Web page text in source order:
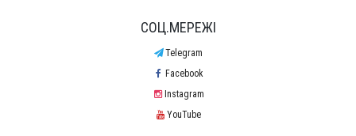
СОЦ.МЕРЕЖІ
Telegram
Facebook
Instagram
YouTube